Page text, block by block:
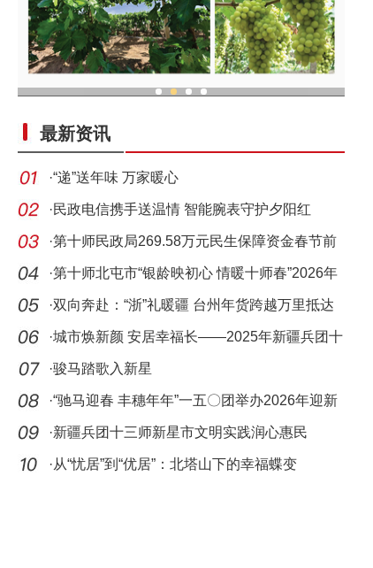
最新资讯
·“递”送年味 万家暖心
·民政电信携手送温情 智能腕表守护夕阳红
·第十师民政局269.58万元民生保障资金春节前
全部发
·第十师北屯市“银龄映初心 情暖十师春”2026年
银龄
·双向奔赴：“浙”礼暖疆 台州年货跨越万里抵达
阿拉
·城市焕新颜 安居幸福长——2025年新疆兵团十
三师新
·骏马踏歌入新星
·“驰马迎春 丰穗年年”一五〇团举办2026年迎新
春文
·新疆兵团十三师新星市文明实践润心惠民
·从“忧居”到“优居”：北塔山下的幸福蝶变